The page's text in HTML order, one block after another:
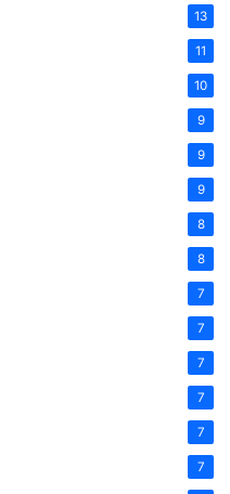
13
11
10
9
9
9
8
8
7
7
7
7
7
7